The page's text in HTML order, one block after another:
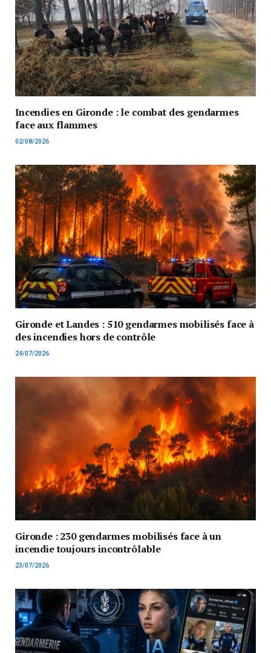
Incendies en Gironde : le combat des gendarmes
face aux flammes
02/08/2026
Gironde et Landes : 510 gendarmes mobilisés face à
des incendies hors de contrôle
24/07/2026
Gironde : 230 gendarmes mobilisés face à un
incendie toujours incontrôlable
23/07/2026